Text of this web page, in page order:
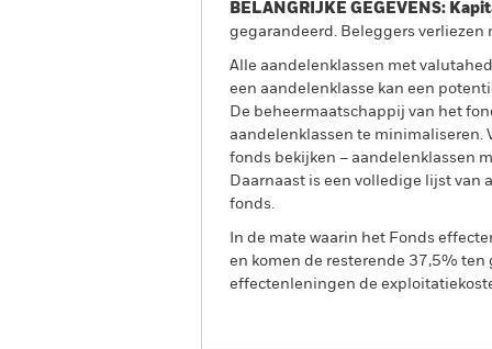
BELANGRIJKE GEGEVENS:
gegarandeerd. Beleggers
Alle aandelenklassen met
een aandelenklasse kan een
De beheermaatschappij van het
aandelenklassen te minimaliseren.
fonds bekijken – aandelenklassen
Daarnaast is een volledige lijst
fonds.
In de mate waarin het Fonds
en komen de resterende 37,5%
effectenleningen de